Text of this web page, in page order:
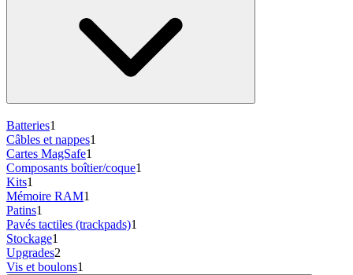
Batteries1
Câbles et nappes1
Cartes MagSafe1
Composants boîtier/coque1
Kits1
Mémoire RAM1
Patins1
Pavés tactiles (trackpads)1
Stockage1
Upgrades2
Vis et boulons1